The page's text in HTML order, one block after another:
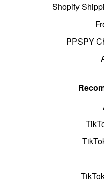
Shopify
PPSPY